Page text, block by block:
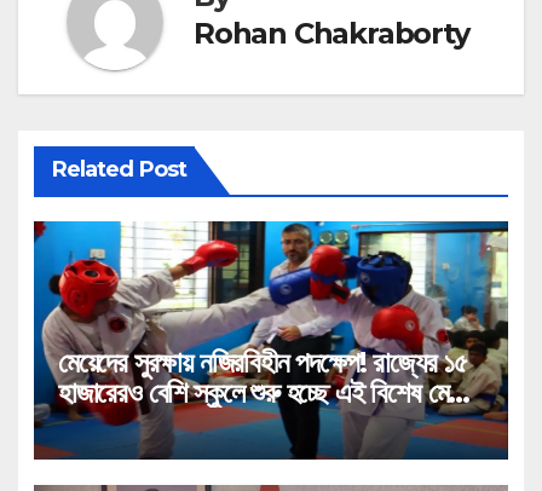
Rohan Chakraborty
Related Post
মেয়েদের সুরক্ষায় নজিরবিহীন পদক্ষেপ! রাজ্যের ১৫
হাজারেরও বেশি স্কুলে শুরু হচ্ছে এই বিশেষ মেগা
প্রশিক্ষণ!